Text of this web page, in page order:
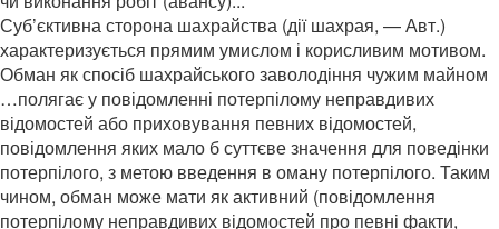
Суб’єктивна сторона шахрайства (дії шахрая, — Авт.)
характеризується прямим умислом і корисливим мотивом.
Обман як спосіб шахрайського заволодіння чужим майном
…полягає у повідомленні потерпілому неправдивих
відомостей або приховування певних відомостей,
повідомлення яких мало б суттєве значення для поведінки
потерпілого, з метою введення в оману потерпілого. Таким
чином, обман може мати як активний (повідомлення
потерпілому неправдивих відомостей про певні факти,